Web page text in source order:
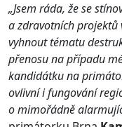
„Jsem ráda, že se
a zdravotních projektů
vyhnout tématu
přenosu na případu
kandidátku na
ovlivní i fungování
o mimořádně